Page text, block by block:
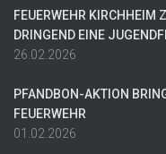
FEUERWEHR KIRCHHEIM
DRINGEND EINE
26.02.2026
PFANDBON-AKTION
FEUERWEHR
01.02.2026